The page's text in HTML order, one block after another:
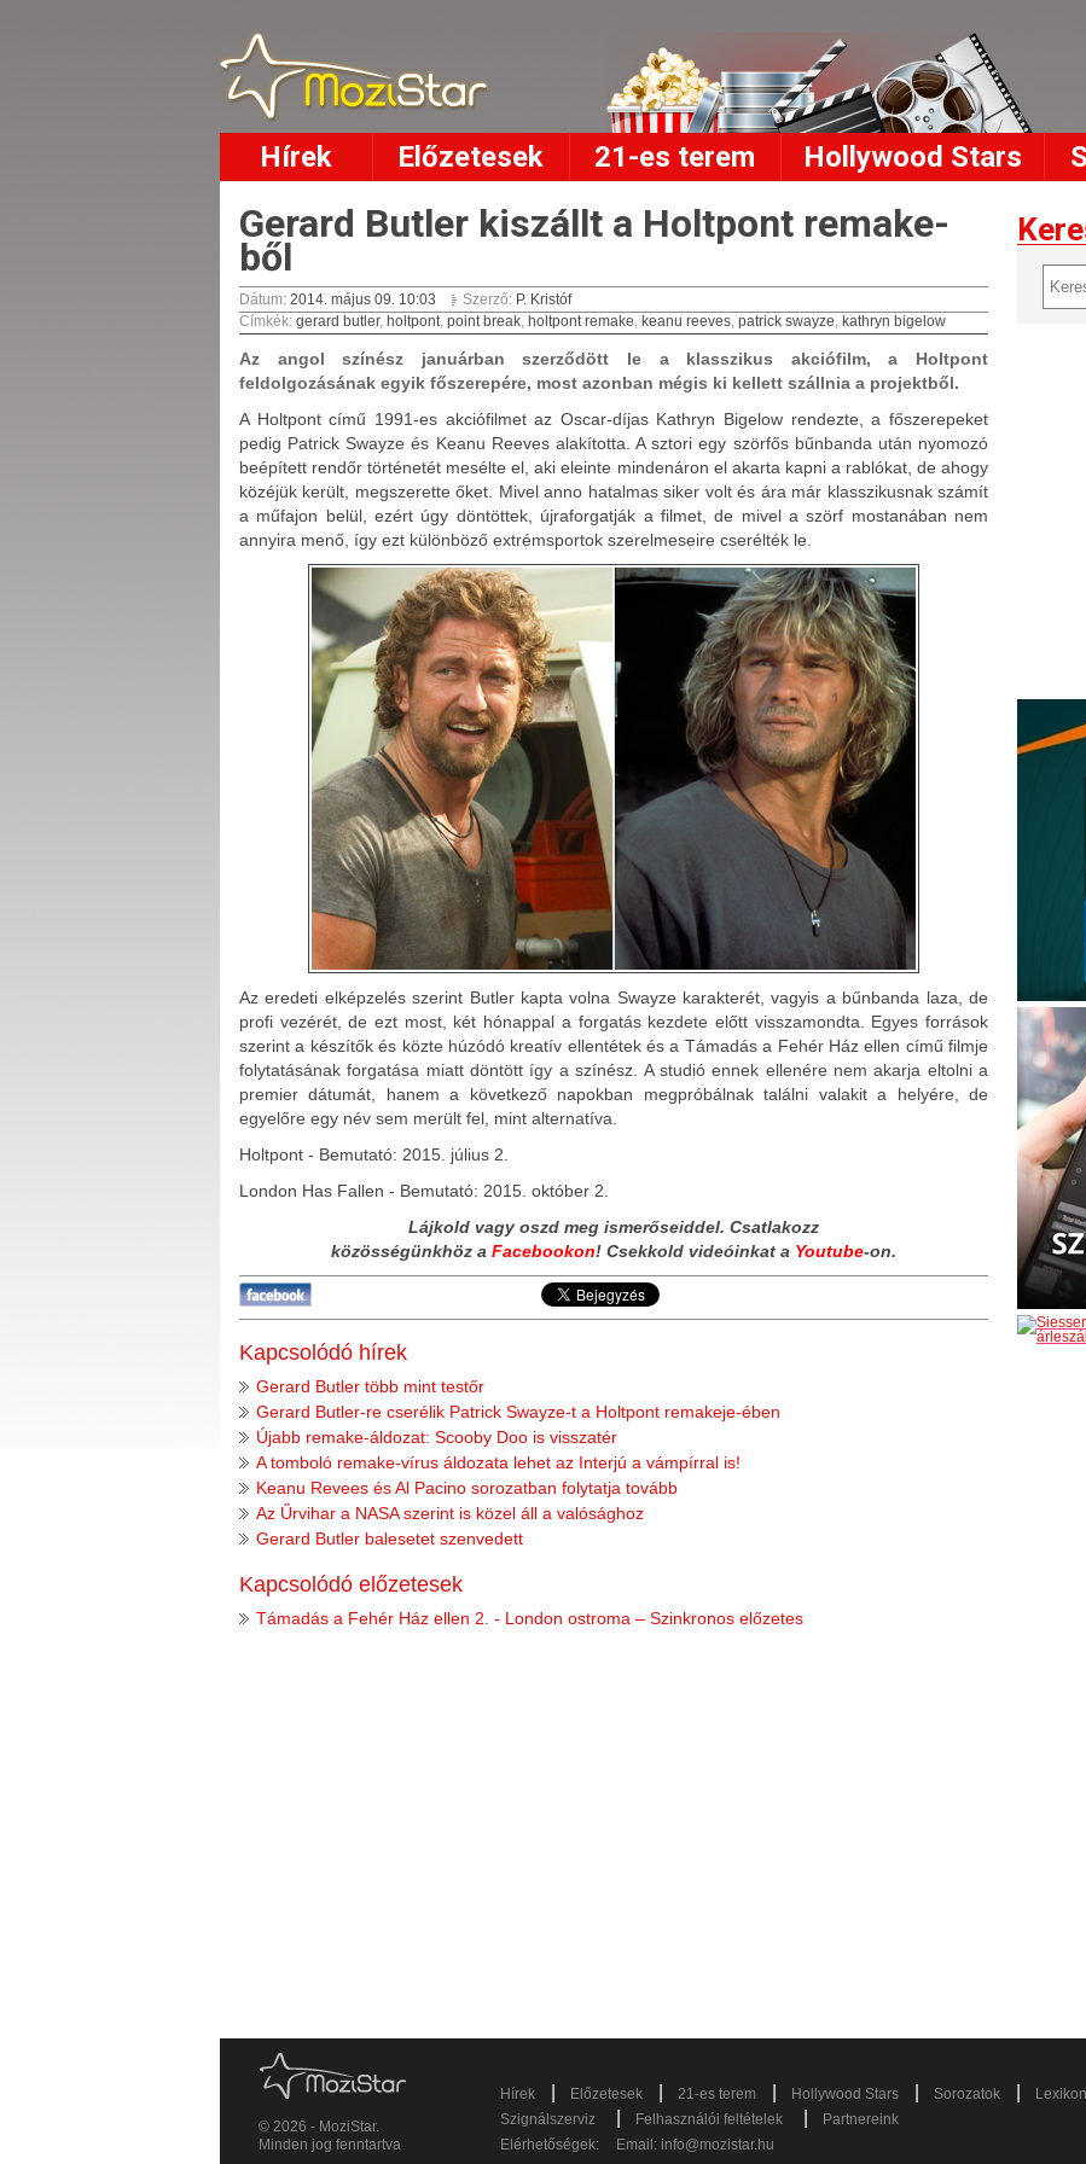
Hírek Előzetesek 21-es terem Hollywood Stars
Gerard Butler kiszállt a Holtpont remake-
ből
Dátum: 2014. május 09. 10:03 Szerző: P. Kristóf
Címkék: gerard butler, holtpont, point break, holtpont remake, keanu reeves, patrick swayze, kathryn bigelow
Az angol színész januárban szerződött le a klasszikus akciófilm, a Holtpont
feldolgozásának egyik főszerepére, most azonban mégis ki kellett szállnia a projektből.
A Holtpont című 1991-es akciófilmet az Oscar-díjas Kathryn Bigelow rendezte, a főszerepeket
pedig Patrick Swayze és Keanu Reeves alakította. A sztori egy szörfős bűnbanda után nyomozó
beépített rendőr történetét mesélte el, aki eleinte mindenáron el akarta kapni a rablókat, de ahogy
közéjük került, megszerette őket. Mivel anno hatalmas siker volt és ára már klasszikusnak számít
a műfajon belül, ezért úgy döntöttek, újraforgatják a filmet, de mivel a szörf mostanában nem
annyira menő, így ezt különböző extrémsportok szerelmeseire cserélték le.
Az eredeti elképzelés szerint Butler kapta volna Swayze karakterét, vagyis a bűnbanda laza, de
profi vezérét, de ezt most, két hónappal a forgatás kezdete előtt visszamondta. Egyes források
szerint a készítők és közte húzódó kreatív ellentétek és a Támadás a Fehér Ház ellen című filmje
folytatásának forgatása miatt döntött így a színész. A studió ennek ellenére nem akarja eltolni a
premier dátumát, hanem a következő napokban megpróbálnak találni valakit a helyére, de
egyelőre egy név sem merült fel, mint alternatíva.
Holtpont - Bemutató: 2015. július 2.
London Has Fallen - Bemutató: 2015. október 2.
Lájkold vagy oszd meg ismerőseiddel. Csatlakozz
közösségünkhöz a Facebookon! Csekkold videóinkat a Youtube-on.
Kapcsolódó hírek
Gerard Butler több mint testőr
Gerard Butler-re cserélik Patrick Swayze-t a Holtpont remakeje-ében
Újabb remake-áldozat: Scooby Doo is visszatér
A tomboló remake-vírus áldozata lehet az Interjú a vámpírral is!
Keanu Revees és Al Pacino sorozatban folytatja tovább
Az Űrvihar a NASA szerint is közel áll a valósághoz
Gerard Butler balesetet szenvedett
Kapcsolódó előzetesek
Támadás a Fehér Ház ellen 2. - London ostroma – Szinkronos előzetes
© 2026 - MoziStar.
Minden jog fenntartva
Hírek Előzetesek 21-es terem Hollywood Stars Sorozatok
Lexikon
Szignálszerviz
Felhasználói feltételek
Partnereink
Elérhetőségek:
Email: info@mozistar.hu